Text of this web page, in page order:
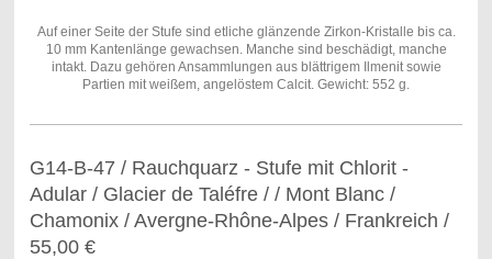
Auf einer Seite der Stufe sind etliche glänzende Zirkon-Kristalle bis ca.
10 mm Kantenlänge gewachsen. Manche sind beschädigt, manche
intakt. Dazu gehören Ansammlungen aus blättrigem Ilmenit sowie
Partien mit weißem, angelöstem Calcit. Gewicht: 552 g.
G14-B-47 / Rauchquarz - Stufe mit Chlorit -
Adular / Glacier de Taléfre / / Mont Blanc /
Chamonix / Avergne-Rhône-Alpes / Frankreich /
55,00 €